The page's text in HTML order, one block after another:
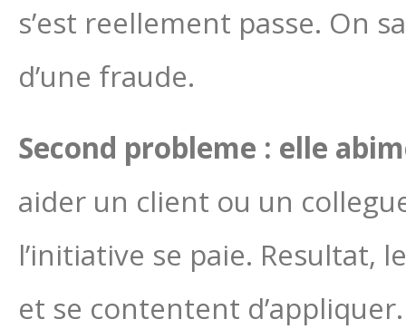
s’est reellement passe. On
d’une fraude.
Second probleme : elle
aider un client ou un
l’initiative se paie. Resultat,
et se contentent